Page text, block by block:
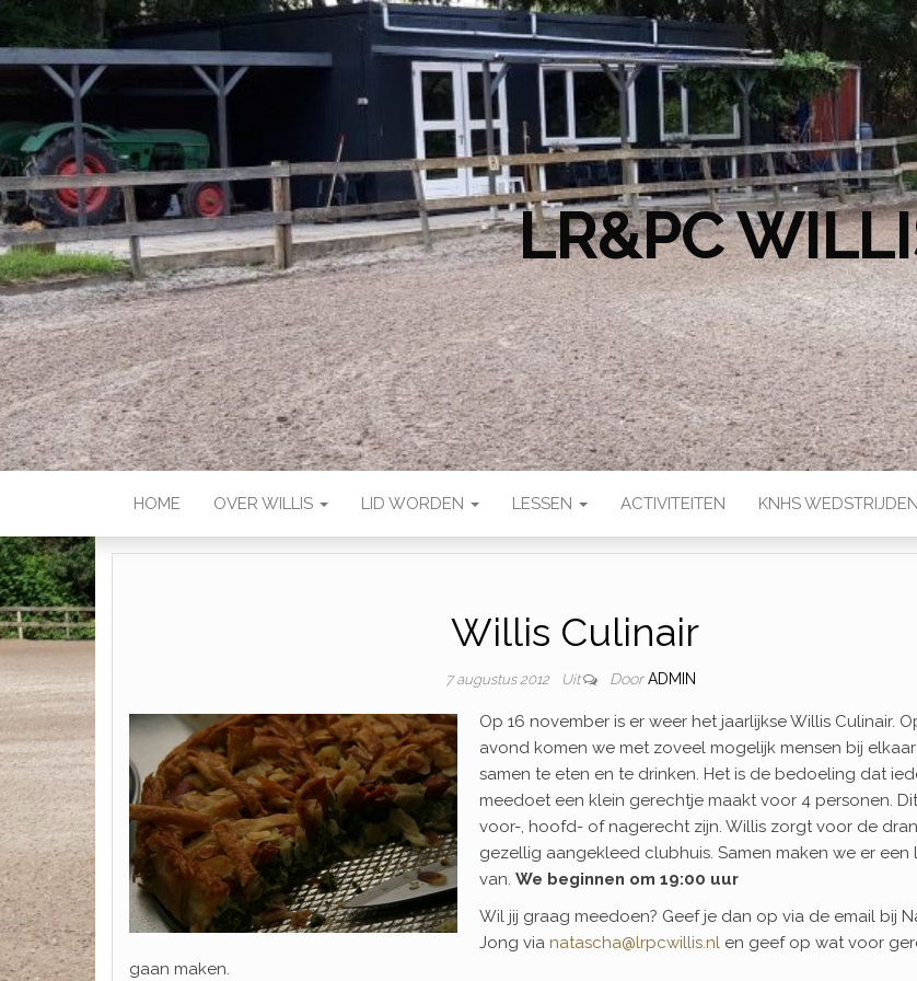
LR&PC
HOME OVER WILLIS LID WORDEN LESSEN ACTIVITEITEN KNHS WEDSTRIJDEN
Willis Culinair
7 augustus 2012 Uit Door ADMIN
Op 16 november is er weer het jaarlijkse Willis Culinair.
avond komen we met zoveel mogelijk mensen bij
samen te eten en te drinken. Het is de bedoeling dat
meedoet een klein gerechtje maakt voor 4 personen.
voor-, hoofd- of nagerecht zijn. Willis zorgt voor de
gezellig aangekleed clubhuis. Samen maken we er een
van. We beginnen om 19:00 uur
Wil jij graag meedoen? Geef je dan op via de email bij
Jong via natascha@lrpcwillis.nl en geef op wat voor
gaan maken.